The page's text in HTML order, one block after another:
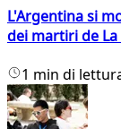
L'Argentina si
dei martiri de La
1 min di